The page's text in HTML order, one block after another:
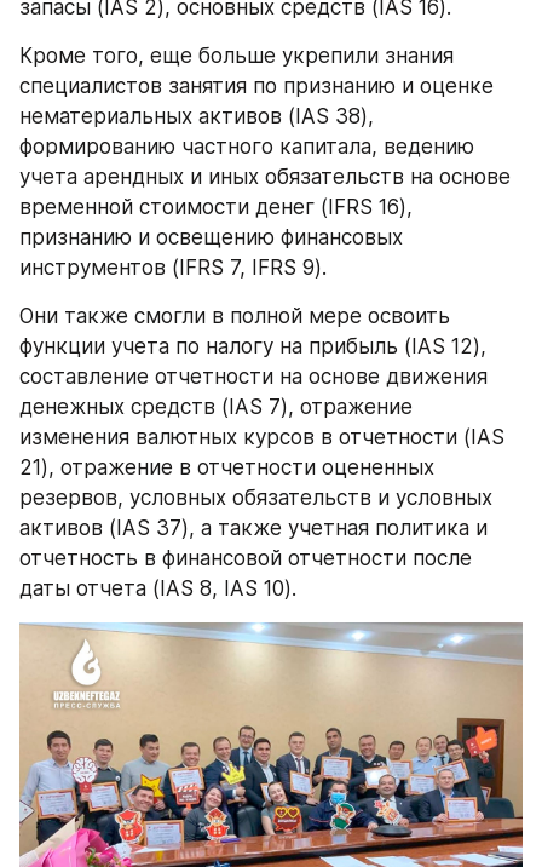
запасы (IAS 2), основных средств (IAS 16).
Кроме того, еще больше укрепили знания
специалистов занятия по признанию и оценке
нематериальных активов (IAS 38),
формированию частного капитала, ведению
учета арендных и иных обязательств на основе
временной стоимости денег (IFRS 16),
признанию и освещению финансовых
инструментов (IFRS 7, IFRS 9).
Они также смогли в полной мере освоить
функции учета по налогу на прибыль (IAS 12),
составление отчетности на основе движения
денежных средств (IAS 7), отражение
изменения валютных курсов в отчетности (IAS
21), отражение в отчетности оцененных
резервов, условных обязательств и условных
активов (IAS 37), а также учетная политика и
отчетность в финансовой отчетности после
даты отчета (IAS 8, IAS 10).